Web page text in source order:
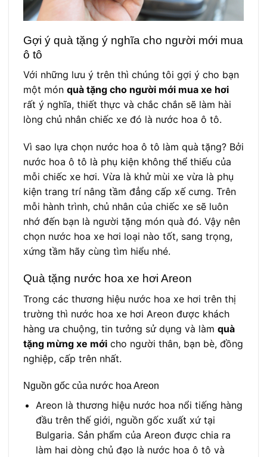
Gợi ý quà tặng ý nghĩa cho người mới mua
ô tô
Với những lưu ý trên thì chúng tôi gợi ý cho bạn
một món quà tặng cho người mới mua xe hơi
rất ý nghĩa, thiết thực và chắc chắn sẽ làm hài
lòng chủ nhân chiếc xe đó là nước hoa ô tô.
Vì sao lựa chọn nước hoa ô tô làm quà tặng? Bởi
nước hoa ô tô là phụ kiện không thể thiếu của
mỗi chiếc xe hơi. Vừa là khử mùi xe vừa là phụ
kiện trang trí nâng tầm đẳng cấp xế cưng. Trên
mỗi hành trình, chủ nhân của chiếc xe sẽ luôn
nhớ đến bạn là người tặng món quà đó. Vậy nên
chọn nước hoa xe hơi loại nào tốt, sang trọng,
xứng tầm hãy cùng tìm hiểu nhé.
Quà tặng nước hoa xe hơi Areon
Trong các thương hiệu nước hoa xe hơi trên thị
trường thì nước hoa xe hơi Areon được khách
hàng ưa chuộng, tin tưởng sử dụng và làm quà
tặng mừng xe mới cho người thân, bạn bè, đồng
nghiệp, cấp trên nhất.
Nguồn gốc của nước hoa Areon
Areon là thương hiệu nước hoa nổi tiếng hàng
đầu trên thế giới, nguồn gốc xuất xứ tại
Bulgaria. Sản phẩm của Areon được chia ra
làm hai dòng chủ đạo là nước hoa ô tô và